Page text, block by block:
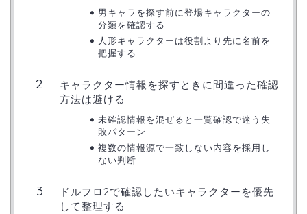
男キャラを探す前に登場キャラクターの
分類を確認する
人形キャラクターは役割より先に名前を
把握する
キャラクター情報を探すときに間違った確認
方法は避ける
未確認情報を混ぜると一覧確認で迷う失
敗パターン
複数の情報源で一致しない内容を採用し
ない判断
ドルフロ2で確認したいキャラクターを優先
して整理する